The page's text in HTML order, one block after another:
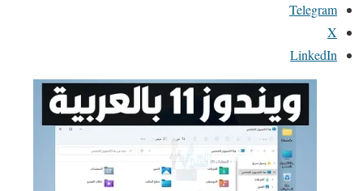
Telegram
X
LinkedIn